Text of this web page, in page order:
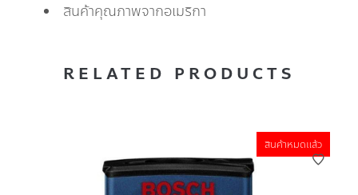
สินค้าคุณภาพจากอเมริกา
RELATED PRODUCTS
สินค้าหมดแล้ว